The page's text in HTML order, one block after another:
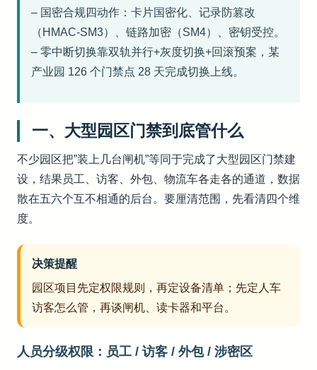
– 国密合规四动作：卡片国密化、记录防篡改
（HMAC-SM3）、链路加密（SM4）、密钥受控。
– 零中断切换靠双轨并行+灰度切换+回滚预案，某
产业园 126 个门禁点 28 天完成切换上线。
一、大型园区门禁到底管什么
不少园区把”装上几台闸机”等同于完成了大型园区门禁建
设，结果员工、访客、外包、物流车各走各的通道，数据
散在五六个互不相通的后台。要厘清范围，先看清四个维
度。
决策提醒
园区项目先定权限规则，再定设备清单；先定人车
访客怎么管，再谈闸机、读卡器和平台。
人员分级权限：员工 / 访客 / 外包 / 涉密区